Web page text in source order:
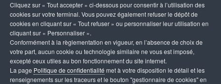
Cliquez sur « Tout accepter » ci-dessous pour consentir à l’utilisation des
cookies sur votre terminal. Vous pouvez également refuser le dépôt de
cookies en cliquant sur « Tout refuser » ou personnaliser leur utilisation en
cliquant sur « Personnaliser ».
Conformément à la règlementation en vigueur, en l’absence de choix de
votre part, aucun cookie ou technologie similaire ne vous est imposé,
excepté ceux utiles au bon fonctionnement du site internet.
La page Politique de confidentialité met à votre disposition le détail et les
renseignements sur les traceurs et le bouton "gestionnaire de cookies" en
TOUS ADJOINT ADJOINT.E ADJOINTE
CONSEILLER